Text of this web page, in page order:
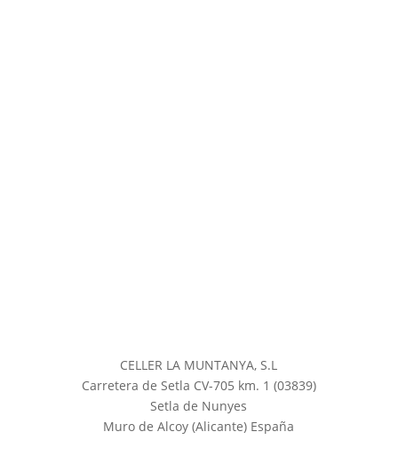
CELLER LA MUNTANYA, S.L
Carretera de Setla CV-705 km. 1 (03839)
Setla de Nunyes
Muro de Alcoy (Alicante) España